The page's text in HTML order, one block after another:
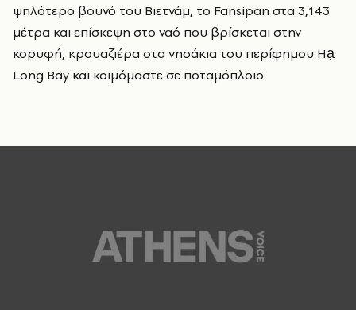
ψηλότερο βουνό του Βιετνάμ, το Fansipan στα 3,143
μέτρα και επίσκεψη στο ναό που βρίσκεται στην
κορυφή, κρουαζιέρα στα νησάκια του περίφημου Hạ
Long Bay και κοιμόμαστε σε ποταμόπλοιο.